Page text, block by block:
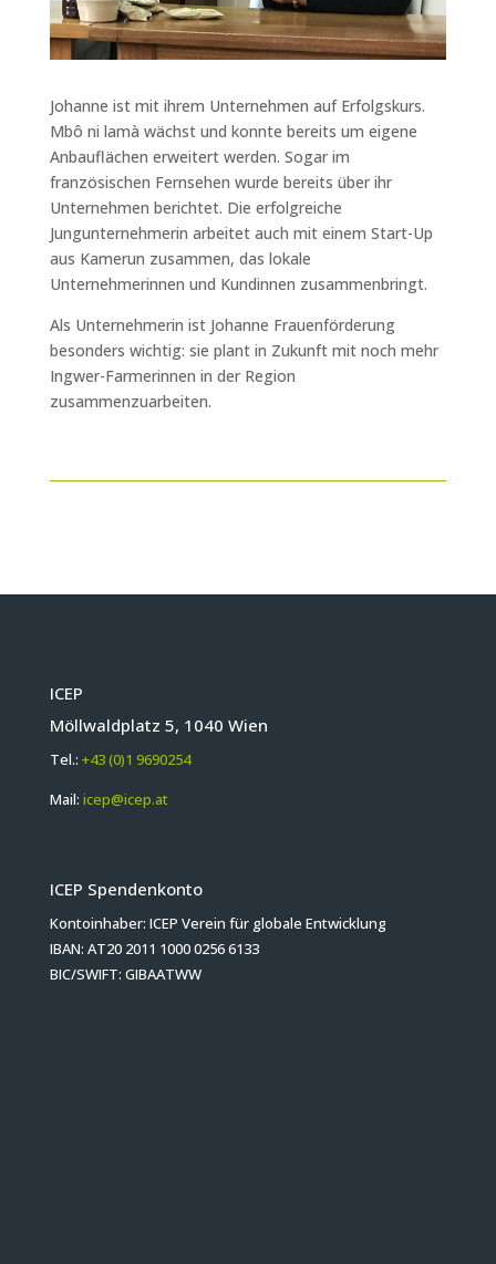
Johanne ist mit ihrem Unternehmen auf Erfolgskurs.
Mbô ni lamà wächst und konnte bereits um eigene
Anbauflächen erweitert werden. Sogar im
französischen Fernsehen wurde bereits über ihr
Unternehmen berichtet. Die erfolgreiche
Jungunternehmerin arbeitet auch mit einem Start-Up
aus Kamerun zusammen, das lokale
Unternehmerinnen und Kundinnen zusammenbringt.
Als Unternehmerin ist Johanne Frauenförderung
besonders wichtig: sie plant in Zukunft mit noch mehr
Ingwer-Farmerinnen in der Region
zusammenzuarbeiten.
ICEP
Möllwaldplatz 5, 1040 Wien
Tel.: +43 (0)1 9690254
Mail: icep@icep.at
ICEP Spendenkonto
Kontoinhaber: ICEP Verein für globale Entwicklung
IBAN: AT20 2011 1000 0256 6133
BIC/SWIFT: GIBAATWW